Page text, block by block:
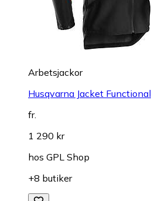
Arbetsjackor
Husqvarna Jacket Functional
fr.
1 290 kr
hos GPL Shop
+8 butiker